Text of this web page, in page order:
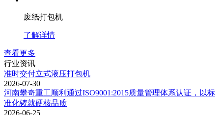
废纸打包机
了解详情
查看更多
行业资讯
准时交付立式液压打包机
2026-07-30
河南攀奇重工顺利通过ISO9001:2015质量管理体系认证，以标
准化铸就硬核品质
2026-06-25